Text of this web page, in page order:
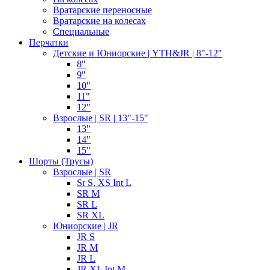
Вратарские переносные
Вратарские на колесах
Специальные
Перчатки
Детские и Юниорские | YTH&JR | 8"-12"
8"
9"
10"
11"
12"
Взрослые | SR | 13"-15"
13"
14"
15"
Шорты (Трусы)
Взрослые | SR
Sr S, XS Int L
SR M
SR L
SR XL
Юниорские | JR
JR S
JR M
JR L